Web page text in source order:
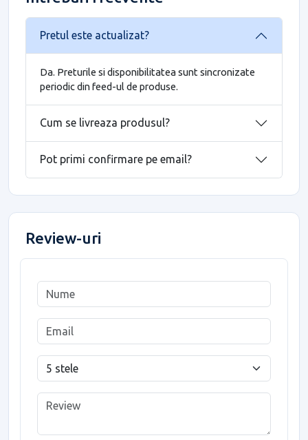
Pretul este actualizat?
Da. Preturile si disponibilitatea sunt sincronizate
periodic din feed-ul de produse.
Cum se livreaza produsul?
Pot primi confirmare pe email?
Review-uri